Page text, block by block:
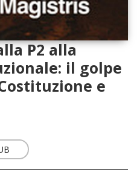
P2 alla
il golpe
e